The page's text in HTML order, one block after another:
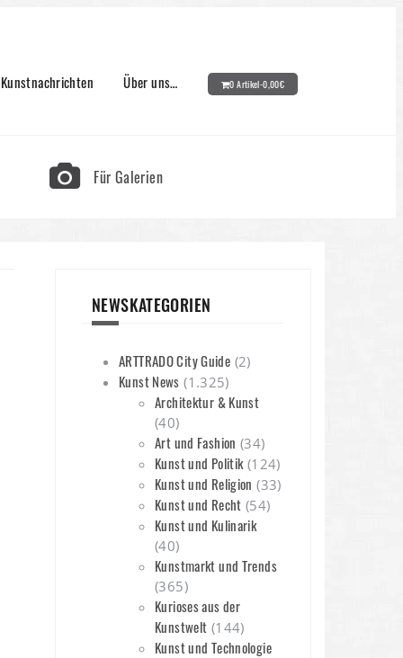
Kunstnachrichten Über uns… 0 Artikel-0,00€
Für Galerien
NEWSKATEGORIEN
ARTTRADO City Guide (2)
Kunst News (1.325)
Architektur & Kunst
(40)
Art und Fashion (34)
Kunst und Politik(124)
Kunst und Religion (33)
Kunst und Recht (54)
Kunst und Kulinarik
(40)
Kunstmarkt und Trends
(365)
Kurioses aus der
Kunstwelt (144)
Kunst und Technologie